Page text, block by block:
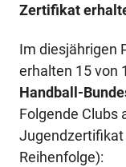
Zertifikat
Im diesjährigen
erhalten 15 von
Handball-
Folgende Clubs
Jugendzertifikat
Reihenfolge):